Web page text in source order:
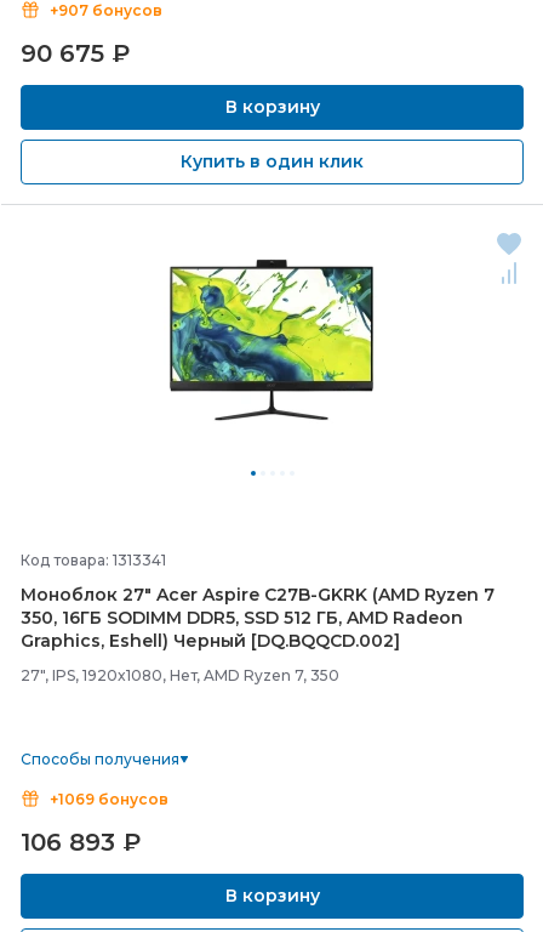
+907 бонусов
90 675 ₽
В корзину
Купить в один клик
Код товара: 1313341
Моноблок 27" Acer Aspire C27B-GKRK (AMD Ryzen 7
350, 16ГБ SODIMM DDR5, SSD 512 ГБ, AMD Radeon
Graphics, Eshell) Черный [DQ.BQQCD.002]
27", IPS, 1920x1080, Нет, AMD Ryzen 7, 350
Способы получения
+1069 бонусов
106 893 ₽
В корзину